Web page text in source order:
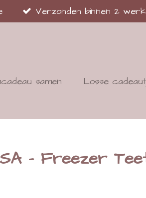
Verzonden binnen 2
samen Losse
- Freezer